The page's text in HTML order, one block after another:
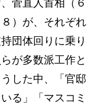
菅直人首相（６
）が、それぞれ
団体回りに乗り
が多数派工作と
した中、「官邸
る」「マスコミ